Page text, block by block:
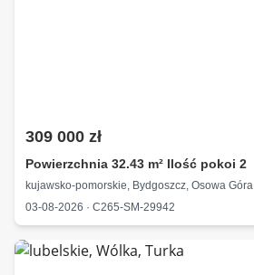
309 000 zł
Powierzchnia 32.43 m² Ilość pokoi 2
kujawsko-pomorskie, Bydgoszcz, Osowa Góra
03-08-2026 · C265-SM-29942